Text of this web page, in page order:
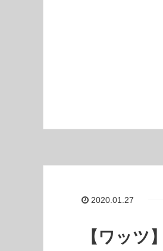
2020.01.27
【ワッツ